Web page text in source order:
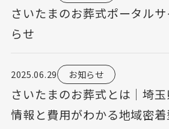
さいたまのお葬式ポータル
らせ
2025.06.29 お知らせ
さいたまのお葬式とは｜埼
情報と費用がわかる地域密